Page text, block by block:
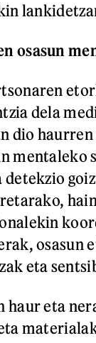
osasun
dela
dio
mentaleko
osasun
eta
haur eta